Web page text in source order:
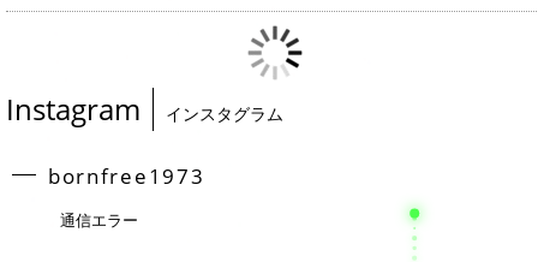
Instagram インスタグラム
bornfree1973
通信エラー